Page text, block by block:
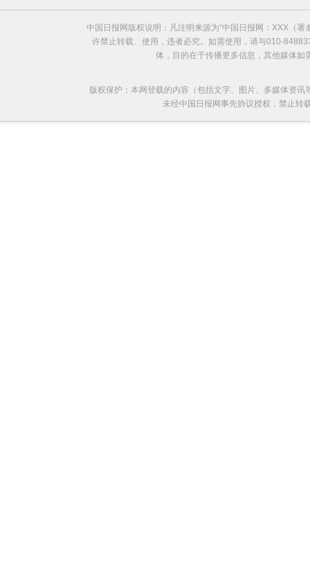
中国日报网版权说明：凡注明来源为“中国日报网：XXX（
许禁止转载、使用，违者必究。如需使用，请与010-
体，目的在于传播更多信息，其他媒体
版权保护：本网登载的内容（包括文字、图片、多媒体资
未经中国日报网事先协议授权，禁止转